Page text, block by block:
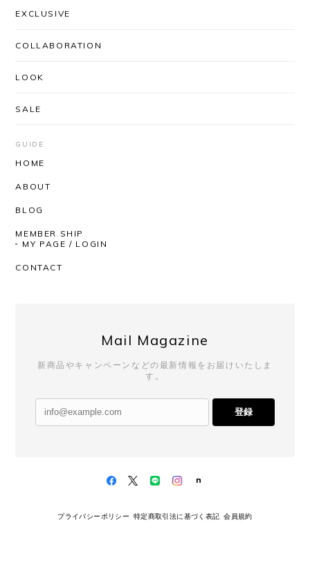
EXCLUSIVE
COLLABORATION
LOOK
SALE
GUIDE
HOME
ABOUT
BLOG
MEMBER SHIP
MY PAGE / LOGIN
CONTACT
Mail Magazine
新商品やキャンペーンなどの最新情報をお届けいたしま
す。
登録
プライバシーポリシー 特定商取引法に基づく表記 会員規約